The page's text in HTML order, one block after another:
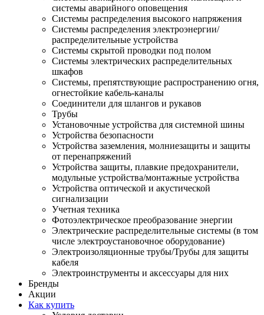
системы аварийного оповещения
Системы распределения высокого напряжения
Системы распределения электроэнергии/
распределительные устройства
Системы скрытой проводки под полом
Системы электрических распределительных
шкафов
Системы, препятствующие распространению огня,
огнестойкие кабель-каналы
Соединители для шлангов и рукавов
Трубы
Установочные устройства для системной шины
Устройства безопасности
Устройства заземления, молниезащиты и защиты
от перенапряжений
Устройства защиты, плавкие предохранители,
модульные устройства/монтажные устройства
Устройства оптической и акустической
сигнализации
Учетная техника
Фотоэлектрическое преобразование энергии
Электрические распределительные системы (в том
числе электроустановочное оборудование)
Электроизоляционные трубы/Трубы для защиты
кабеля
Электроинструменты и аксессуары для них
Бренды
Акции
Как купить